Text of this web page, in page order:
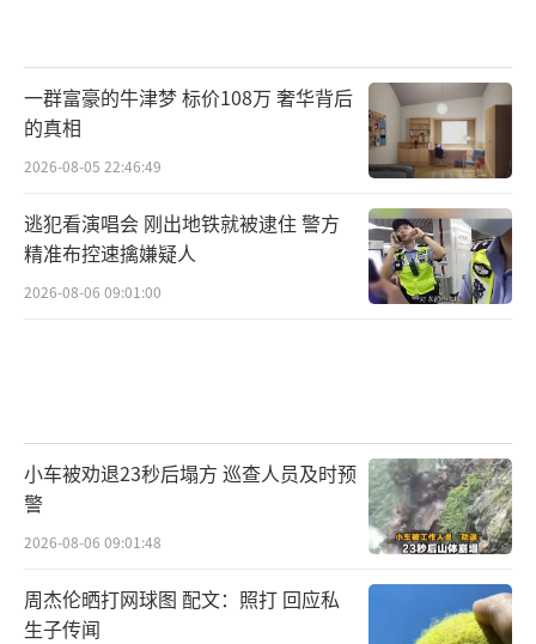
一群富豪的牛津梦 标价108万 奢华背后
的真相
2026-08-05 22:46:49
逃犯看演唱会 刚出地铁就被逮住 警方
精准布控速擒嫌疑人
2026-08-06 09:01:00
小车被劝退23秒后塌方 巡查人员及时预
警
2026-08-06 09:01:48
周杰伦晒打网球图 配文：照打 回应私
生子传闻